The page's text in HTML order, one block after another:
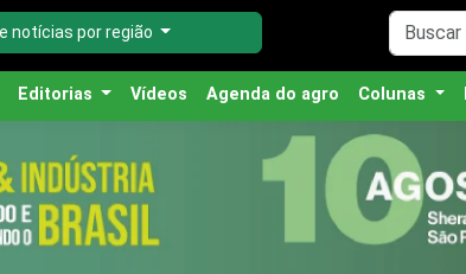
notícias por região
Editorias Vídeos Agenda do agro Colunas